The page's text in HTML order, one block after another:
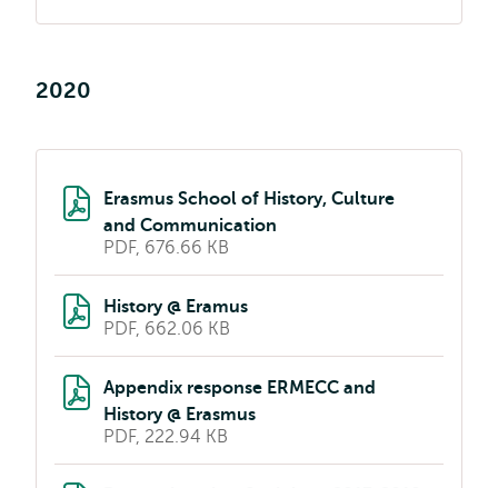
2020
Erasmus School of History, Culture
and Communication
PDF, 676.66 KB
History @ Eramus
PDF, 662.06 KB
Appendix response ERMECC and
History @ Erasmus
PDF, 222.94 KB